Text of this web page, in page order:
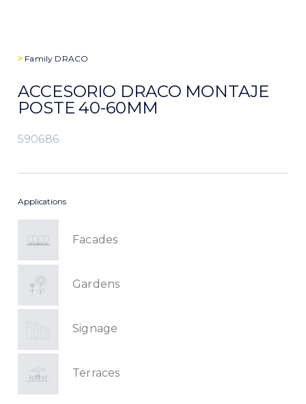
> Family DRACO
ACCESORIO DRACO MONTAJE
POSTE 40-60MM
590686
Applications
Facades
Gardens
Signage
Terraces